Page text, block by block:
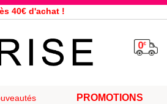
35 94 97
de chez vous ?
!
Marcel à prix basPROMOTIONS